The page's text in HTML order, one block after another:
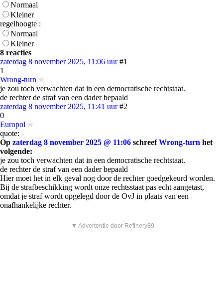
Normaal
Kleiner
regelhoogte :
Normaal
Kleiner
8 reacties
zaterdag 8 november 2025, 11:06 uur #1
1
Wrong-turn
je zou toch verwachten dat in een democratische rechtstaat.
de rechter de straf van een dader bepaald
zaterdag 8 november 2025, 11:41 uur #2
0
Europol
quote:
Op zaterdag 8 november 2025 @ 11:06 schreefWrong-turn het
volgende:
je zou toch verwachten dat in een democratische rechtstaat.
de rechter de straf van een dader bepaald
Hier moet het in elk geval nog door de rechter goedgekeurd worden.
Bij de strafbeschikking wordt onze rechtsstaat pas echt aangetast,
omdat je straf wordt opgelegd door de OvJ in plaats van een
onafhankelijke rechter.
▼ Advertentie door Refinery89